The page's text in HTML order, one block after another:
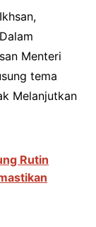
Menteri
tema
Melanjutkan
Rutin